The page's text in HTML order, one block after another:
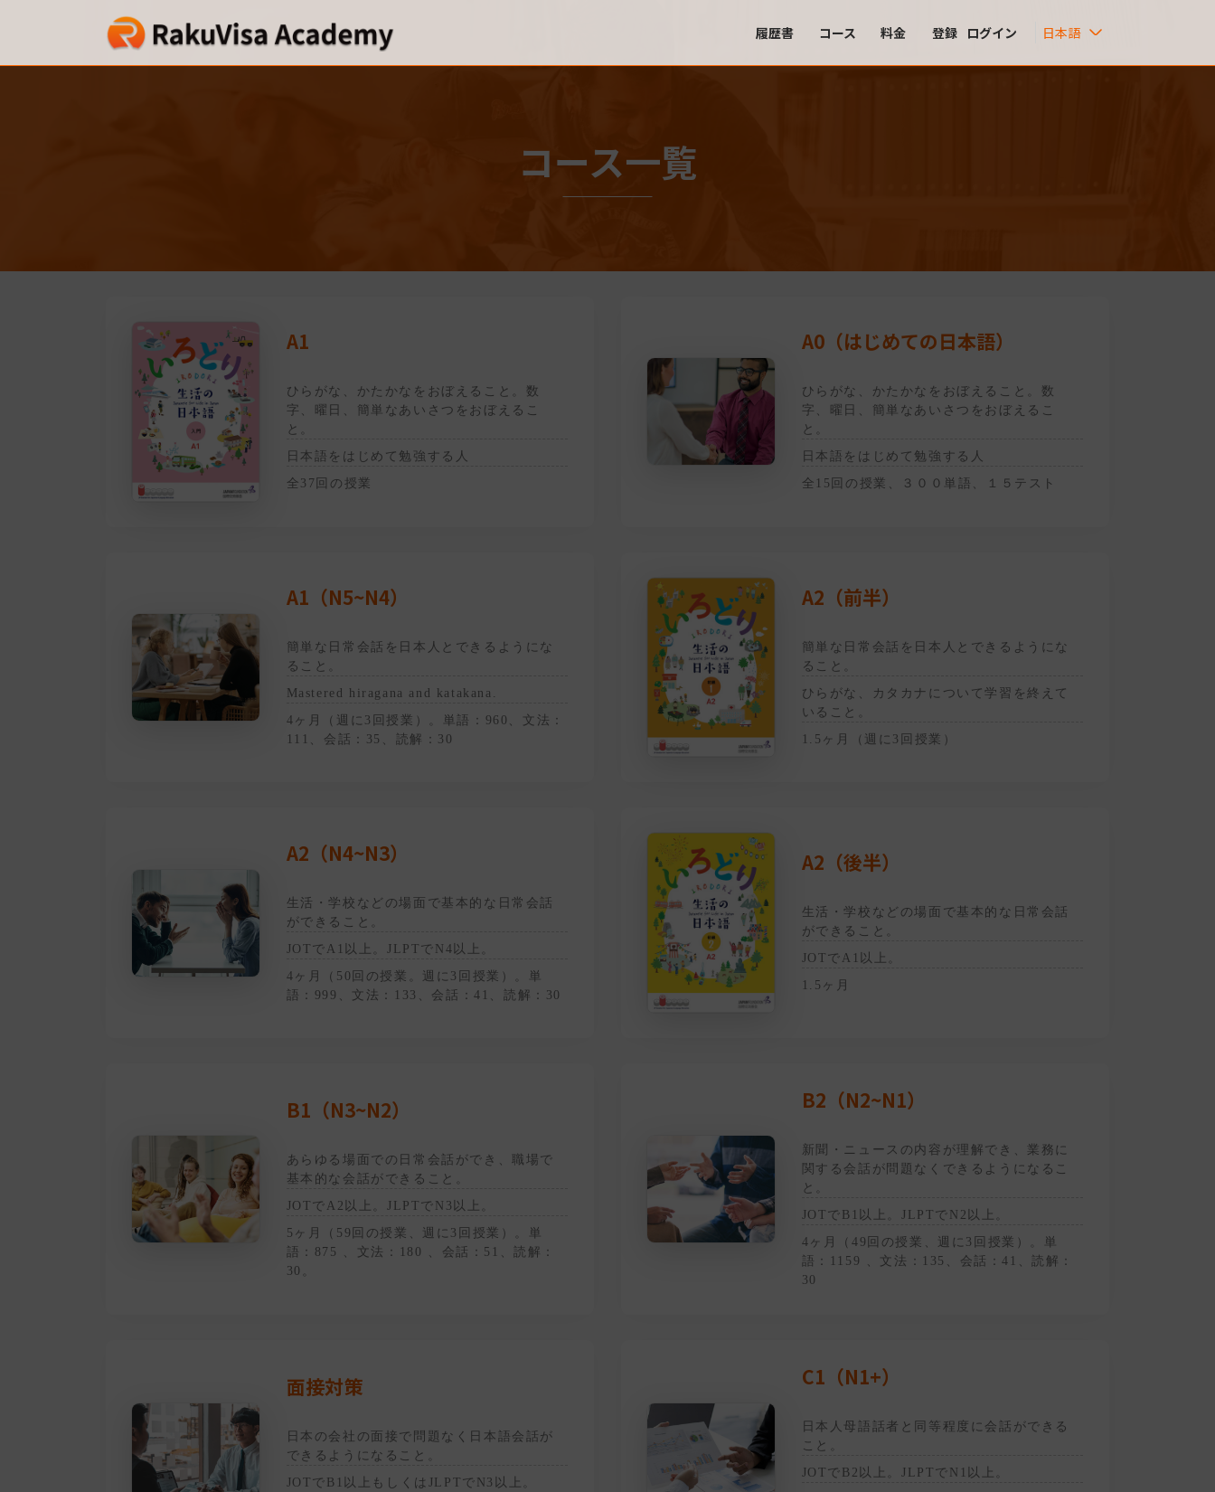
履歴書 コース 料金 登録 ログイン 日本語
コース一覧
A1
ひらがな、かたかなをおぼえること。数
字、曜日、簡単なあいさつをおぼえるこ
と。
日本語をはじめて勉強する人
全37回の授業
A0（はじめての日本語）
ひらがな、かたかなをおぼえること。数
字、曜日、簡単なあいさつをおぼえるこ
と。
日本語をはじめて勉強する人
全15回の授業、３００単語、１５テスト
A1（N5~N4）
簡単な日常会話を日本人とできるようにな
ること。
Mastered hiragana and katakana.
4ヶ月（週に3回授業）。単語：960、文法：
111、会話：35、読解：30
A2（前半）
簡単な日常会話を日本人とできるようにな
ること。
ひらがな、カタカナについて学習を終えて
いること。
1.5ヶ月（週に3回授業）
A2（N4~N3）
生活・学校などの場面で基本的な日常会話
ができること。
JOTでA1以上。JLPTでN4以上。
4ヶ月（50回の授業。週に3回授業）。単
語：999、文法：133、会話：41、読解：30
A2（後半）
生活・学校などの場面で基本的な日常会話
ができること。
JOTでA1以上。
1.5ヶ月
B1（N3~N2）
あらゆる場面での日常会話ができ、職場で
基本的な会話ができること。
JOTでA2以上。JLPTでN3以上。
5ヶ月（59回の授業、週に3回授業）。単
語：875 、文法：180 、会話：51、読解：
30。
B2（N2~N1）
新聞・ニュースの内容が理解でき、業務に
関する会話が問題なくできるようになるこ
と。
JOTでB1以上。JLPTでN2以上。
4ヶ月（49回の授業、週に3回授業）。単
語：1159 、文法：135、会話：41、読解：
30
面接対策
日本の会社の面接で問題なく日本語会話が
できるようになること。
JOTでB1以上もしくはJLPTでN3以上。
C1（N1+）
日本人母語話者と同等程度に会話ができる
こと。
JOTでB2以上。JLPTでN1以上。